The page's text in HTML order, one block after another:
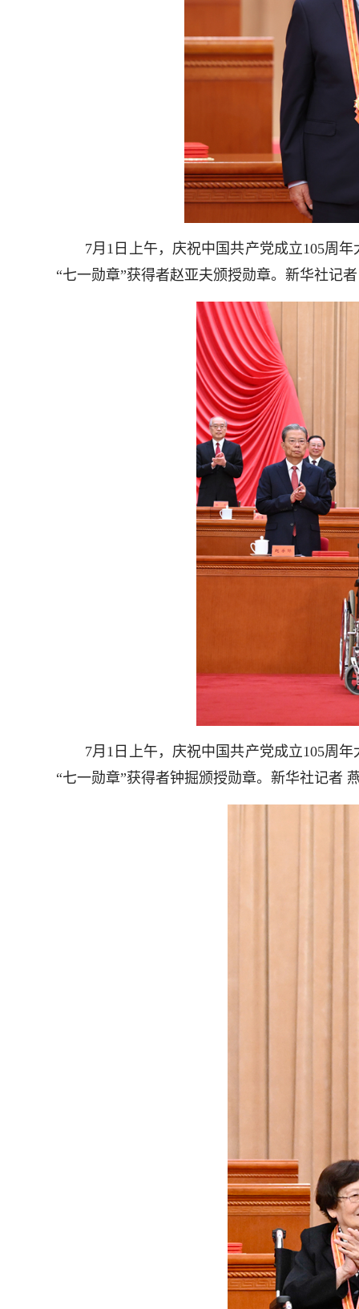
7月1日上午，庆祝中国共产党成立105周年
“七一勋章”获得者赵亚夫颁授勋章。新华社记
7月1日上午，庆祝中国共产党成立105周年
“七一勋章”获得者钟掘颁授勋章。新华社记者